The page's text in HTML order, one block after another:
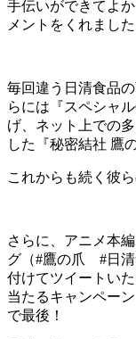
手伝いができてよ
メントをくれました
毎回違う日清食品
らには『スペシャ
げ、ネット上での
した『秘密結社 鷹
これからも続く彼
さらに、アニメ本
グ（#鷹の爪 #日
付けてツイートい
当たるキャンペー
で最後！